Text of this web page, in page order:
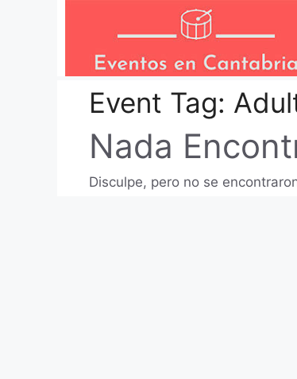
Event Tag:
Nada
Disculpe, pero no se